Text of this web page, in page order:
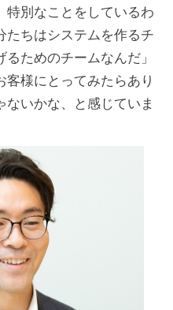
特別なことをしているわ
たちはシステムを作るチ
ためのチームなんだ」
客様にとってみたらあり
いかな、と感じていま